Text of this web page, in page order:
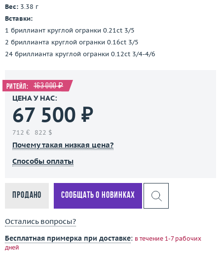
Вес: 3.38 г
Вставки:
1 бриллиант круглой огранки 0.21ct 3/5
2 бриллианта круглой огранки 0.16ct 3/5
24 бриллианта круглой огранки 0.12ct 3/4-4/6
Ритейл: 163 000 ₽
ЦЕНА У НАС:
67 500 ₽
712 € 822 $
Почему такая низкая цена?
Способы оплаты
Продано Сообщать о новинках
Остались вопросы?
Бесплатная примерка при доставке: в течение 1-7 рабочих
дней